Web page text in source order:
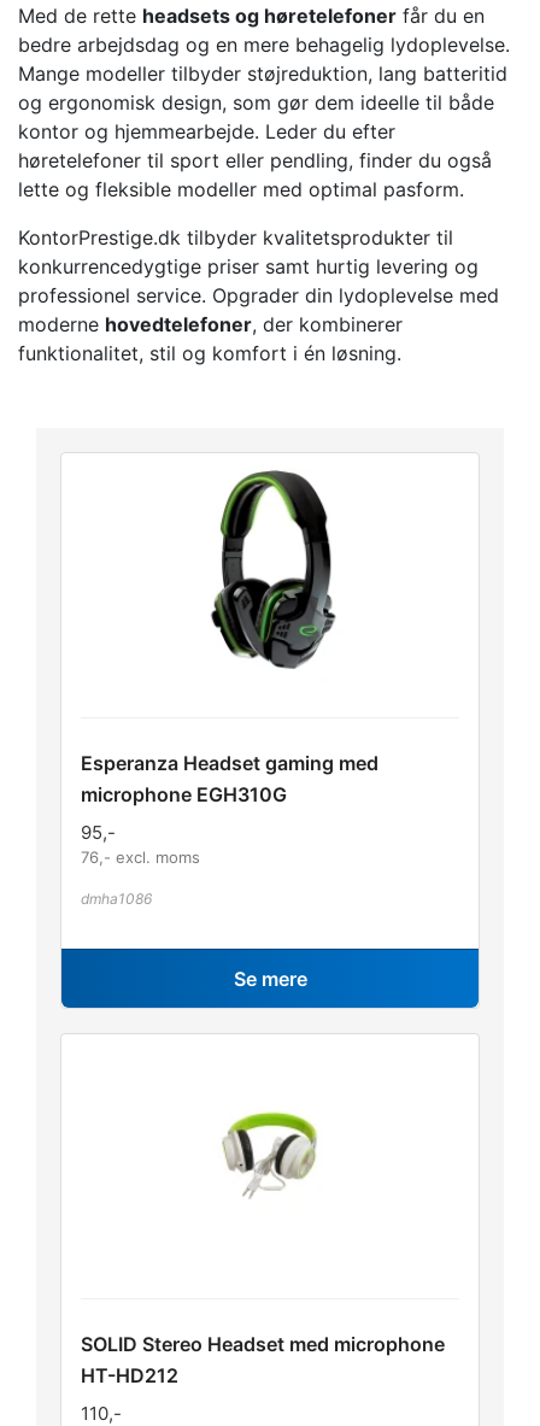
Med de rette headsets og høretelefoner får du en
bedre arbejdsdag og en mere behagelig lydoplevelse.
Mange modeller tilbyder støjreduktion, lang batteritid
og ergonomisk design, som gør dem ideelle til både
kontor og hjemmearbejde. Leder du efter
høretelefoner til sport eller pendling, finder du også
lette og fleksible modeller med optimal pasform.
KontorPrestige.dk tilbyder kvalitetsprodukter til
konkurrencedygtige priser samt hurtig levering og
professionel service. Opgrader din lydoplevelse med
moderne hovedtelefoner, der kombinerer
funktionalitet, stil og komfort i én løsning.
Esperanza Headset gaming med
microphone EGH310G
95,-
76 ,- excl. moms
dmha1086
Se mere
SOLID Stereo Headset med microphone
HT-HD212
110,-